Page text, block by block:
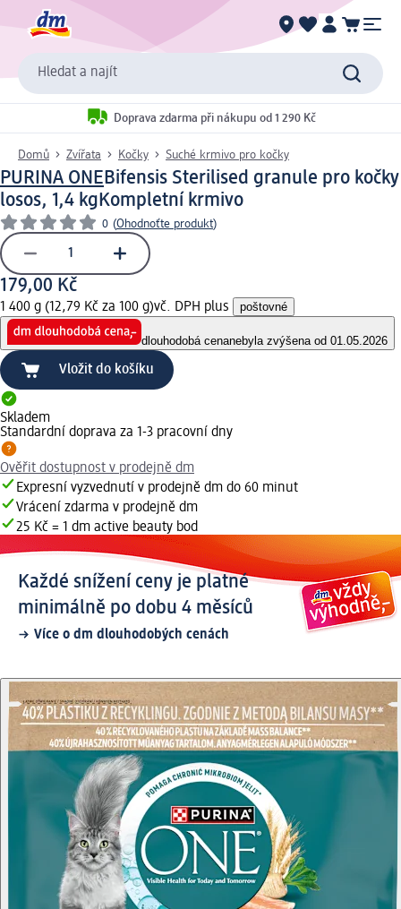
Hledat a najít
Doprava zdarma při nákupu od 1 290 Kč
Domů Zvířata Kočky Suché krmivo pro kočky
PURINA ONEBifensis Sterilised granule pro kočky
losos, 1,4 kg Kompletní krmivo
0 (Ohodnoťte produkt)
179,00 Kč
1 400 g (12,79 Kč za 100 g)vč. DPH plus poštovné
dlouhodobá cenanebyla zvýšena od 01.05.2026
Vložit do košíku
Skladem
Standardní doprava za 1-3 pracovní dny
Ověřit dostupnost v prodejně dm
Expresní vyzvednutí v prodejně dm do 60 minut
Vrácení zdarma v prodejně dm
25 Kč = 1 dm active beauty bod
Každé snížení ceny je platné
minimálně po dobu 4 měsíců
Více o dm dlouhodobých cenách